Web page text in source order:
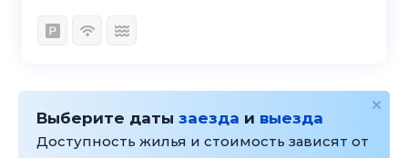
Выберите даты заезда и выезда
Доступность жилья и стоимость зависят от